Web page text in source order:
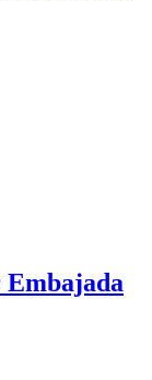
Embajada